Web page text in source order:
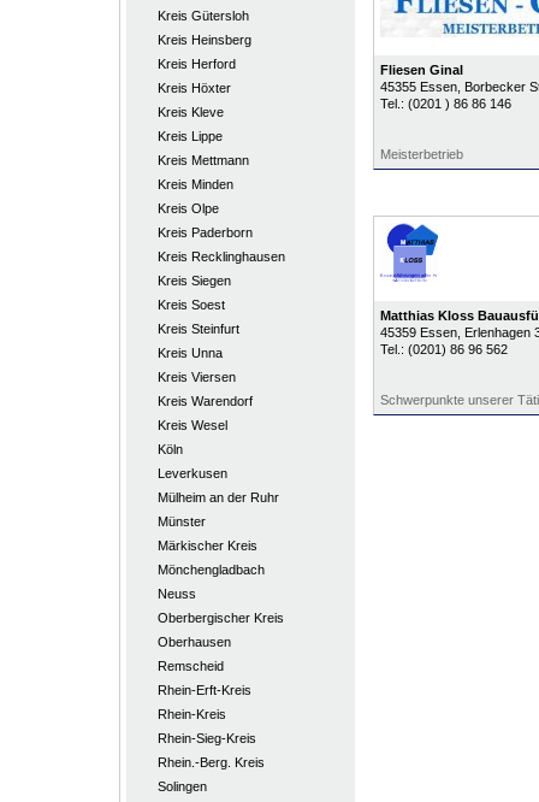
Kreis Gütersloh
Kreis Heinsberg
Kreis Herford
Kreis Höxter
Kreis Kleve
Kreis Lippe
Kreis Mettmann
Kreis Minden
Kreis Olpe
Kreis Paderborn
Kreis Recklinghausen
Kreis Siegen
Kreis Soest
Kreis Steinfurt
Kreis Unna
Kreis Viersen
Kreis Warendorf
Kreis Wesel
Köln
Leverkusen
Mülheim an der Ruhr
Münster
Märkischer Kreis
Mönchengladbach
Neuss
Oberbergischer Kreis
Oberhausen
Remscheid
Rhein-Erft-Kreis
Rhein-Kreis
Rhein-Sieg-Kreis
Rhein.-Berg. Kreis
Solingen
Fliesen Ginal
45355 Essen, Borbecker
Tel.: (0201 ) 86 86 146
Meisterbetrieb
Matthias Kloss
45359 Essen, Erlenhagen
Tel.: (0201) 86 96 562
Schwerpunkte unserer